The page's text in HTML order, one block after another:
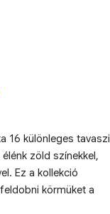
16 különleges tavaszi
zöld színekkel,
Ez a kollekció
körmüket a